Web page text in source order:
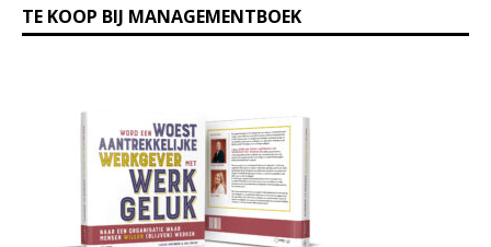
TE KOOP BIJ MANAGEMENTBOEK